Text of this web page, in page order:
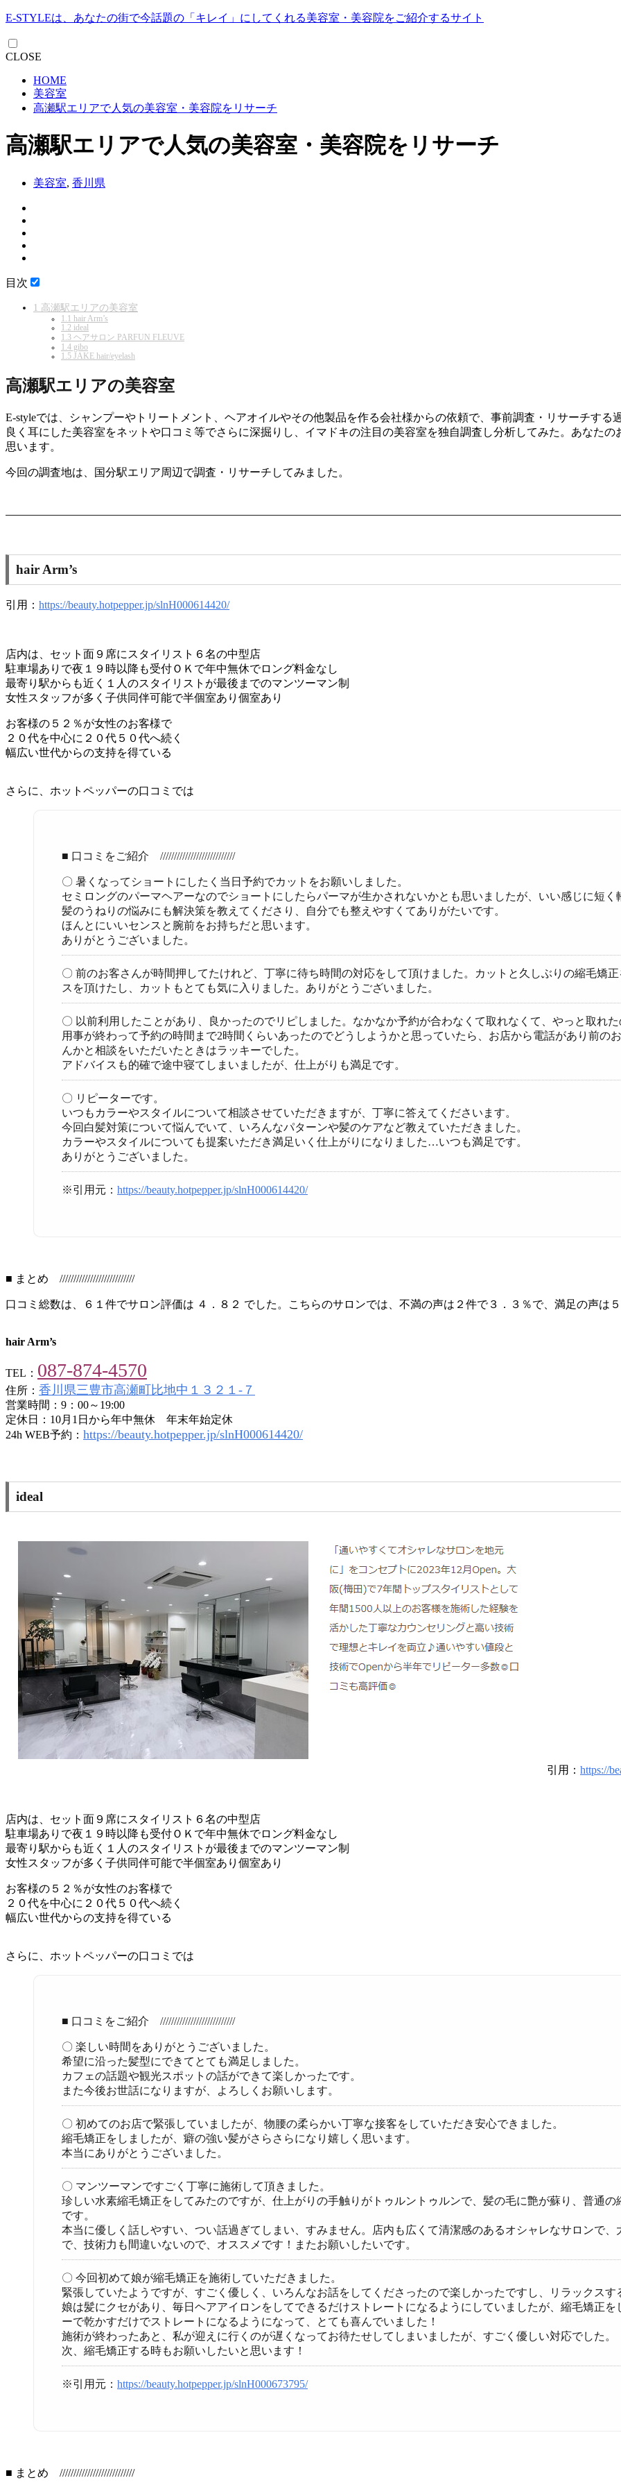
E-STYLEは、あなたの街で今話題の「キレイ」にしてくれる美容室・美容院をご紹介するサイト
CLOSE
HOME
美容室
高瀬駅エリアで人気の美容室・美容院をリサーチ
高瀬駅エリアで人気の美容室・美容院をリサーチ
美容室, 香川県
目次
1 高瀬駅エリアの美容室
1.1 hair Arm’s
1.2 ideal
1.3 ヘアサロン PARFUN FLEUVE
1.4 gibo
1.5 JAKE hair/eyelash
高瀬駅エリアの美容室
E-styleでは、シャンプーやトリートメント、ヘアオイルやその他製品を作る会社様からの依頼で、事前調査・リサーチす
良く耳にした美容室をネットや口コミ等でさらに深掘りし、イマドキの注目の美容室を独自調査し分析してみた。あなた
思います。
今回の調査地は、国分駅エリア周辺で調査・リサーチしてみました。
hair Arm’s
引用： https://beauty.hotpepper.jp/slnH000614420/
店内は、セット面９席にスタイリスト６名の中型店
駐車場ありで夜１９時以降も受付ＯＫで年中無休でロング料金なし
最寄り駅からも近く１人のスタイリストが最後までのマンツーマン制
女性スタッフが多く子供同伴可能で半個室あり個室あり
お客様の５２％が女性のお客様で
２０代を中心に２０代５０代へ続く
幅広い世代からの支持を得ている
さらに、ホットペッパーの口コミでは
■ 口コミをご紹介 ///////////////////////////
〇 暑くなってショートにしたく当日予約でカットをお願いしました。
セミロングのパーマヘアーなのでショートにしたらパーマが生かされないかとも思いましたが、いい感じに短く
髪のうねりの悩みにも解決策を教えてくださり、自分でも整えやすくてありがたいです。
ほんとにいいセンスと腕前をお持ちだと思います。
ありがとうございました。
〇 前のお客さんが時間押してたけれど、丁寧に待ち時間の対応をして頂けました。カットと久しぶりの縮毛矯
スを頂けたし、カットもとても気に入りました。ありがとうございました。
〇 以前利用したことがあり、良かったのでリピしました。なかなか予約が合わなくて取れなくて、やっと取れた
用事が終わって予約の時間まで2時間くらいあったのでどうしようかと思っていたら、お店から電話があり前の
んかと相談をいただいたときはラッキーでした。
アドバイスも的確で途中寝てしまいましたが、仕上がりも満足です。
〇 リピーターです。
いつもカラーやスタイルについて相談させていただきますが、丁寧に答えてくださいます。
今回白髪対策について悩んでいて、いろんなパターンや髪のケアなど教えていただきました。
カラーやスタイルについても提案いただき満足いく仕上がりになりました…いつも満足です。
ありがとうございました。
※引用元： https://beauty.hotpepper.jp/slnH000614420/
■ まとめ ///////////////////////////
口コミ総数は、６１件でサロン評価は ４．８２ でした。こちらのサロンでは、不満の声は２件で３．３％で、満足の声は
hair Arm’s
TEL： 087-874-4570
住所： 香川県三豊市高瀬町比地中１３２１‐７
営業時間：9：00～19:00
定休日：10月1日から年中無休 年末年始定休
24h WEB予約： https://beauty.hotpepper.jp/slnH000614420/
ideal
引用： https://
店内は、セット面９席にスタイリスト６名の中型店
駐車場ありで夜１９時以降も受付ＯＫで年中無休でロング料金なし
最寄り駅からも近く１人のスタイリストが最後までのマンツーマン制
女性スタッフが多く子供同伴可能で半個室あり個室あり
お客様の５２％が女性のお客様で
２０代を中心に２０代５０代へ続く
幅広い世代からの支持を得ている
さらに、ホットペッパーの口コミでは
■ 口コミをご紹介 ///////////////////////////
〇 楽しい時間をありがとうございました。
希望に沿った髪型にできてとても満足しました。
カフェの話題や観光スポットの話ができて楽しかったです。
また今後お世話になりますが、よろしくお願いします。
〇 初めてのお店で緊張していましたが、物腰の柔らかい丁寧な接客をしていただき安心できました。
縮毛矯正をしましたが、癖の強い髪がさらさらになり嬉しく思います。
本当にありがとうございました。
〇 マンツーマンですごく丁寧に施術して頂きました。
珍しい水素縮毛矯正をしてみたのですが、仕上がりの手触りがトゥルントゥルンで、髪の毛に艶が蘇り、普通
です。
本当に優しく話しやすい、つい話過ぎてしまい、すみません。店内も広くて清潔感のあるオシャレなサロンで
で、技術力も間違いないので、オススメです！またお願いしたいです。
〇 今回初めて娘が縮毛矯正を施術していただきました。
緊張していたようですが、すごく優しく、いろんなお話をしてくださったので楽しかったですし、リラックスす
娘は髪にクセがあり、毎日ヘアアイロンをしてできるだけストレートになるようにしていましたが、縮毛矯正
ーで乾かすだけでストレートになるようになって、とても喜んでいました！
施術が終わったあと、私が迎えに行くのが遅くなってお待たせしてしまいましたが、すごく優しい対応でした。
次、縮毛矯正する時もお願いしたいと思います！
※引用元： https://beauty.hotpepper.jp/slnH000673795/
■ まとめ ///////////////////////////